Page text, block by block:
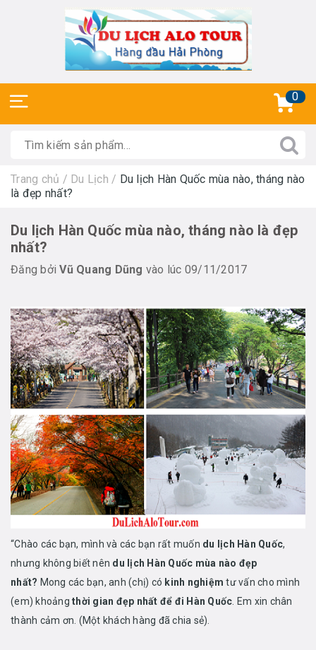
0
Trang chủ / Du Lịch / Du lịch Hàn Quốc mùa nào, tháng nào
là đẹp nhất?
Du lịch Hàn Quốc mùa nào, tháng nào là đẹp
nhất?
Đăng bởiVũ Quang Dũng vào lúc 09/11/2017
“Chào các bạn, mình và các bạn rất muốn du lịch Hàn Quốc,
nhưng không biết nên du lịch Hàn Quốc mùa nào đẹp
nhất? Mong các bạn, anh (chị) có kinh nghiệm tư vấn cho mình
(em) khoảng thời gian đẹp nhất để đi Hàn Quốc . Em xin chân
thành cảm ơn. (Một khách hàng đã chia sẻ).